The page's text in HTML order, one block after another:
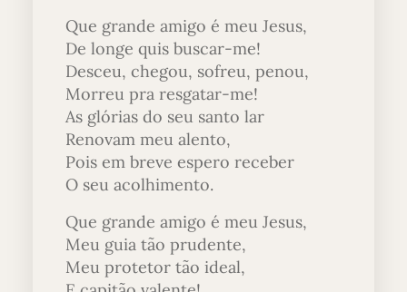
Que grande amigo é meu Jesus,
De longe quis buscar-me!
Desceu, chegou, sofreu, penou,
Morreu pra resgatar-me!
As glórias do seu santo lar
Renovam meu alento,
Pois em breve espero receber
O seu acolhimento.
Que grande amigo é meu Jesus,
Meu guia tão prudente,
Meu protetor tão ideal,